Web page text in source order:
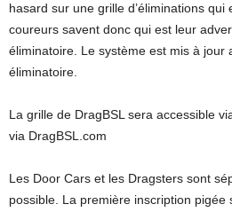
hasard sur une grille d’éliminations
coureurs savent donc qui est leur
éliminatoire. Le système est mis à jour
éliminatoire.
La grille de DragBSL sera accessible
via DragBSL.com
Les Door Cars et les Dragsters sont
possible. La première inscription pigée